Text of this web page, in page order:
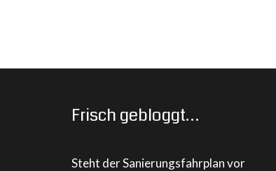
Frisch gebloggt…
Steht der Sanierungsfahrplan vor